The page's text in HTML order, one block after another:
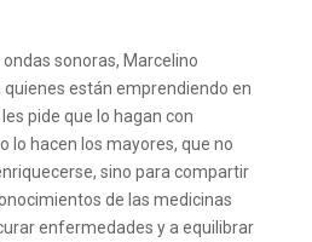
sonoras, Marcelino
están emprendiendo en
pide que lo hagan con
lo hacen los mayores, que no
sino para compartir
de las medicinas
enfermedades y a equilibrar